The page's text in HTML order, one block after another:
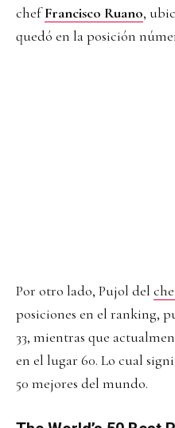
chefFrancisco Ruano,
quedó en la posición
Por otro lado, Pujol del
posiciones en el ranking,
33, mientras que
en el lugar 60. Lo cual
50 mejores del mundo.